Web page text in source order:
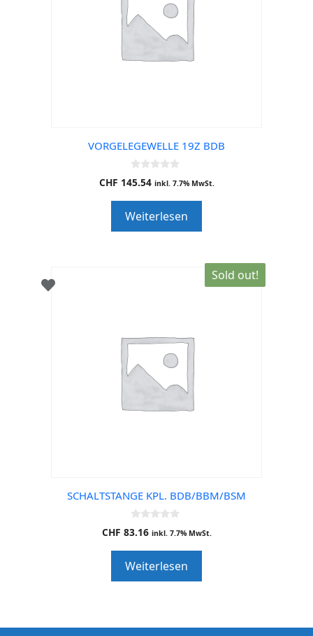
VORGELEGEWELLE 19Z BDB
0
o
o
f
5
CHF 145.54 inkl. 7.7% MwSt.
Weiterlesen
Sold out!
SCHALTSTANGE KPL. BDB/BBM/BSM
0
o
o
f
5
CHF 83.16 inkl. 7.7% MwSt.
Weiterlesen